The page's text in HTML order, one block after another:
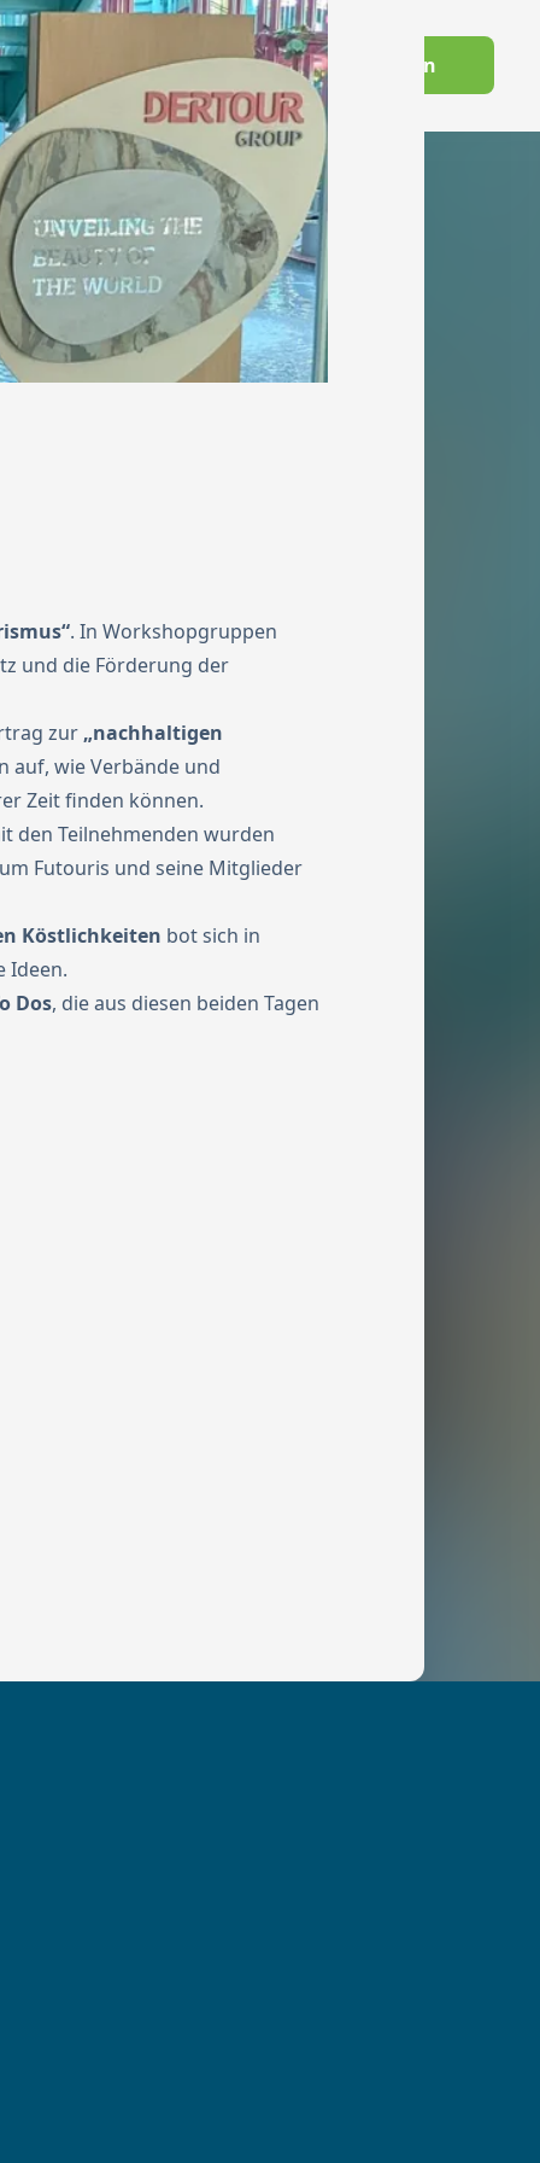
Switch to EnglishFutourist:in werden
. In Workshopgruppen
und die Förderung der
zur „nachhaltigen
auf, wie Verbände und
Zeit finden können.
den Teilnehmenden wurden
Futouris und seine Mitglieder
Köstlichkeiten bot sich in
Ideen.
Dos, die aus diesen beiden Tagen